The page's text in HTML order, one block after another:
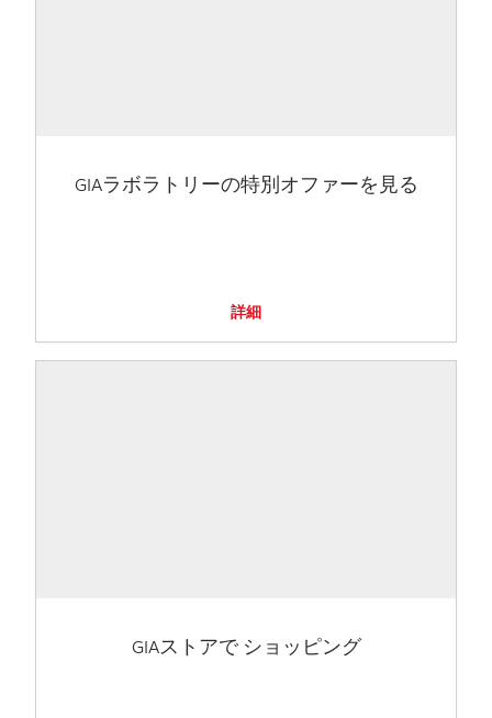
GIAラボラトリーの特別オファーを見る
詳細
GIAストアで ショッピング